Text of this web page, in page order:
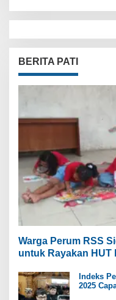
BERITA PATI
Warga Perum RSS
untuk Rayakan HUT
Indeks
2025